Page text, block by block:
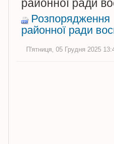
районної ради
Розпорядження
районної ради
П'ятниця, 05 Грудня 2025